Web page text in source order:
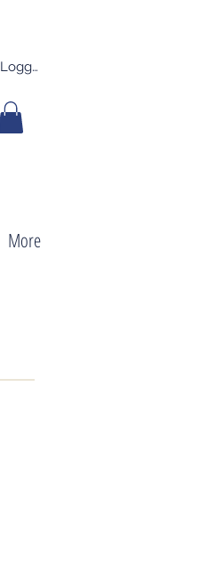
Logg inn
More